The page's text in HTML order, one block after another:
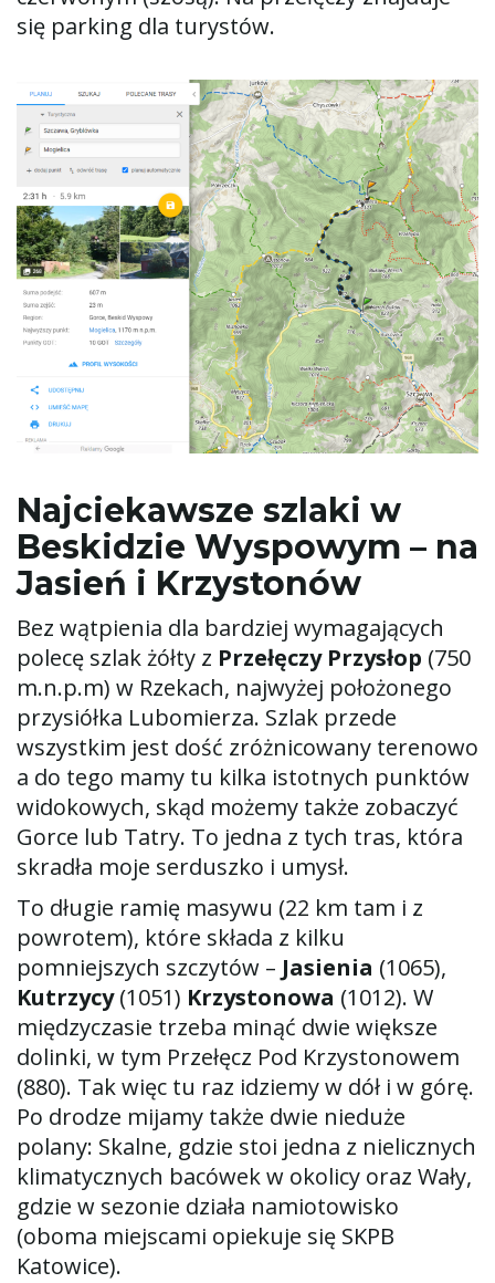
się parking dla turystów.
Najciekawsze szlaki w
Beskidzie Wyspowym – na
Jasień i Krzystonów
Bez wątpienia dla bardziej wymagających
polecę szlak żółty z Przełęczy Przysłop (750
m.n.p.m) w Rzekach, najwyżej położonego
przysiółka Lubomierza. Szlak przede
wszystkim jest dość zróżnicowany terenowo
a do tego mamy tu kilka istotnych punktów
widokowych, skąd możemy także zobaczyć
Gorce lub Tatry. To jedna z tych tras, która
skradła moje serduszko i umysł.
To długie ramię masywu (22 km tam i z
powrotem), które składa z kilku
pomniejszych szczytów – Jasienia (1065),
Kutrzycy(1051) Krzystonowa (1012). W
międzyczasie trzeba minąć dwie większe
dolinki, w tym Przełęcz Pod Krzystonowem
(880). Tak więc tu raz idziemy w dół i w górę.
Po drodze mijamy także dwie nieduże
polany: Skalne, gdzie stoi jedna z nielicznych
klimatycznych bacówek w okolicy oraz Wały,
gdzie w sezonie działa namiotowisko
(oboma miejscami opiekuje się SKPB
Katowice).